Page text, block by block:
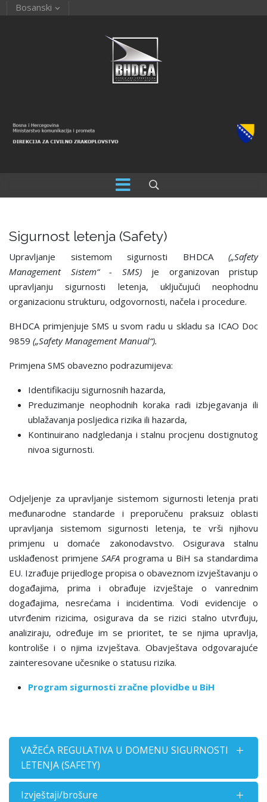
Bosanski
Sigurnost letenja (Safety)
Upravljanje sistemom sigurnosti BHDCA („Safety
Management Sistem“ - SMS)je organizovan pristup
upravljanju sigurnosti letenja, uključujući neophodnu
organizacionu strukturu, odgovornosti, načela i procedure.
BHDCA primjenjuje SMS u svom radu u skladu sa ICAO Doc
9859 („Safety Management Manual“).
Primjena SMS obavezno podrazumijeva:
Identifikaciju sigurnosnih hazarda,
Preduzimanje neophodnih koraka radi izbjegavanja ili
ublažavanja posljedica rizika ili hazarda,
Kontinuirano nadgledanja i stalnu procjenu dostignutog
nivoa sigurnosti.
Odjeljenje za upravljanje sistemom sigurnosti letenja prati
međunarodne standarde i preporučenu praksuiz oblasti
upravljanja sistemom sigurnosti letenja, te vrši njihovu
primjenu u domaće zakonodavstvo. Osigurava stalnu
usklađenost primjeneSAFA programa u BiH sa standardima
EU. Izrađuje prijedloge propisa o obaveznom izvještavanju o
događajima, prima i obrađuje izvještaje o vanrednim
događajima, nesrećama i incidentima. Vodi evidencije o
utvrđenim rizicima, osigurava da se rizici stalno utvrđuju,
analiziraju, određuje im se prioritet, te se njima upravlja,
kontroliše i o njima izvještava. Obavještava odgovarajuće
zainteresovane učesnike o statusu rizika.
Program sigurnosti zračne plovidbe u BiH
VAŽEĆA REGULATIVA U DOMENU SIGURNOSTI
LETENJA (SAFETY)
Izvještaji/brošure